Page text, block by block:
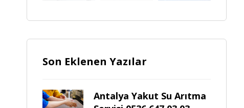
Son Eklenen Yazılar
Antalya Yakut Su Arıtma